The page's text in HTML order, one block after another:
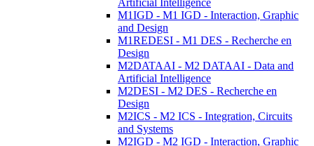
Artificial Intelligence
M1IGD - M1 IGD - Interaction, Graphic
and Design
M1REDESI - M1 DES - Recherche en
Design
M2DATAAI - M2 DATAAI - Data and
Artificial Intelligence
M2DESI - M2 DES - Recherche en
Design
M2ICS - M2 ICS - Integration, Circuits
and Systems
M2IGD - M2 IGD - Interaction, Graphic